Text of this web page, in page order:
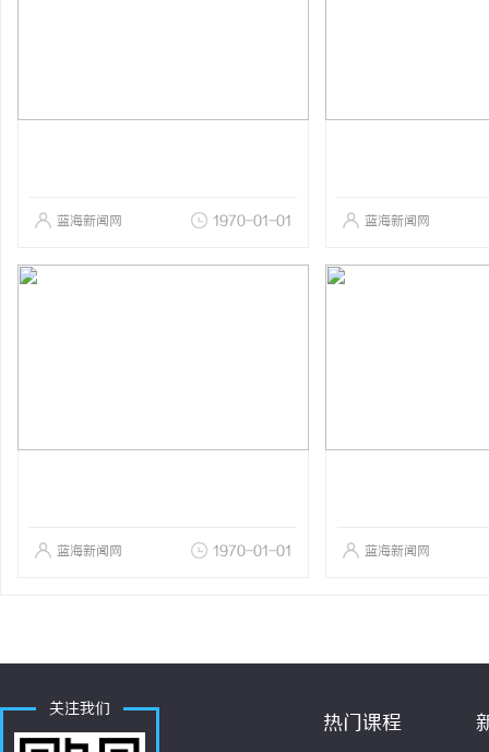
蓝海新闻网 1970-01-01 蓝海新闻网
蓝海新闻网 1970-01-01 蓝海新闻网
关注我们
热门课程